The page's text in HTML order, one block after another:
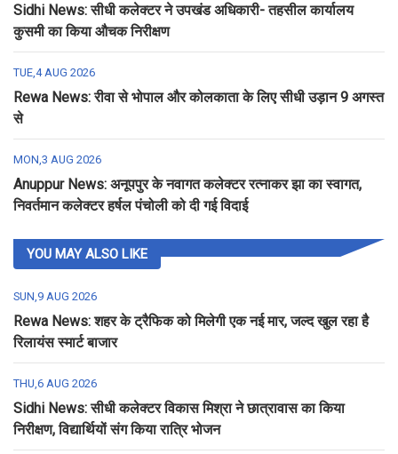
Sidhi News: सीधी कलेक्टर ने उपखंड अधिकारी- तहसील कार्यालय
कुसमी का किया औचक निरीक्षण
TUE,4 AUG 2026
Rewa News: रीवा से भोपाल और कोलकाता के लिए सीधी उड़ान 9 अगस्त
से
MON,3 AUG 2026
Anuppur News: अनूपपुर के नवागत कलेक्टर रत्नाकर झा का स्वागत,
निवर्तमान कलेक्टर हर्षल पंचोली को दी गई विदाई
YOU MAY ALSO LIKE
SUN,9 AUG 2026
Rewa News: शहर के ट्रैफिक को मिलेगी एक नई मार, जल्द खुल रहा है
रिलायंस स्मार्ट बाजार
THU,6 AUG 2026
Sidhi News: सीधी कलेक्टर विकास मिश्रा ने छात्रावास का किया
निरीक्षण, विद्यार्थियों संग किया रात्रि भोजन